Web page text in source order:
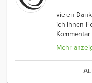
vielen
ich Ihnen
Kommentar
Mehr